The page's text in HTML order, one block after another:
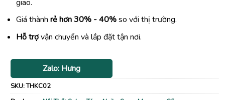
giao.
Giá thành rẻ hơn 30% - 40%so với thị trường.
Hỗ trợvận chuyển và lắp đặt tận nơi.
Zalo: Hưng
SKU:THKC02